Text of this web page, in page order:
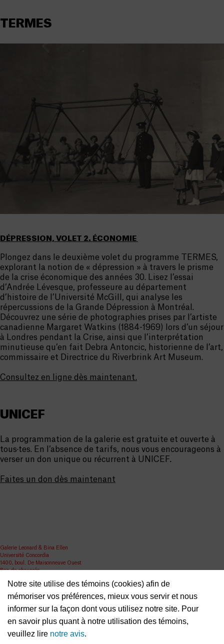
Notre site utilise des témoins (cookies) afin de
mémoriser vos préférences, mieux vous servir et nous
informer sur la façon dont vous utilisez notre site. Pour
en savoir plus quant à notre utilisation des témoins,
veuillez lire notre avis.
TERMES
DÉPRESSION, VOLET 2. ÉCONOMIE
Plongez dans le deuxième volet du programme TERMES,
explorant la notion de « dépression » à travers le prisme
de la crise économique des années 30. Lisez l’essai
d’Andrée Lévesque, professeure au département
d’histoire de l’Université McGill, qui analyse les
répercussions de la Grande Dépression à Montréal.
Découvrez une série de photographies prises par l’artiste
canadienne Margaret Watkins (1884-1969) lors d’un séjour
à Londres pendant la Crise, ainsi que l’interprétation
minutieuse qu’en fait Debra Antoncic, historienne de l’art,
commissaire et Directrice du Riverbrink Art Museum.
Consultez en ligne dès maintenant.
UNICEF
La programmation de la galerie est gratuite et ouverte à
tous·tes. En l’absence de tarifs, nous vous encourageons à
verser un don unique ou récurrent à UNICEF.
Faites un don dès maintenant
Galerie Leonard & Bina Ellen
Université Concordia
1400, boul. De Maisonneuve Ouest
Rez-de-chaussée
Métro Guy-Concordia